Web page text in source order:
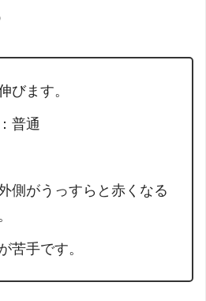
びます。
：普通
側がうっすらと赤くなる
苦手です。